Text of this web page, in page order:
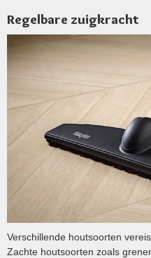
Regelbare zuigkracht
Verschillende houtsoorten
Zachte houtsoorten zoals